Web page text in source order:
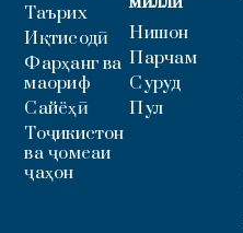
Таърих
Иқтисодӣ
Фарҳанг ва
маориф
Сайёҳӣ
Тоҷикистон
ва ҷомеаи
ҷаҳон
Нишон
Парчам
Суруд
Пул